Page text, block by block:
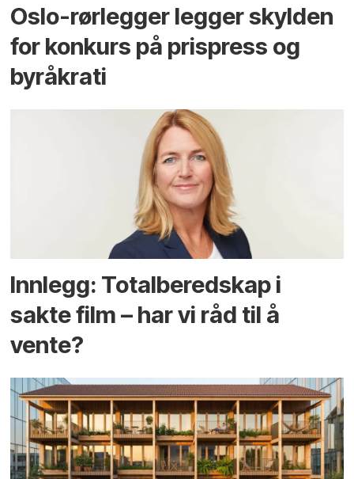
Oslo-rørlegger legger skylden
for konkurs på prispress og
byråkrati
Innlegg: Totalberedskap i
sakte film – har vi råd til å
vente?